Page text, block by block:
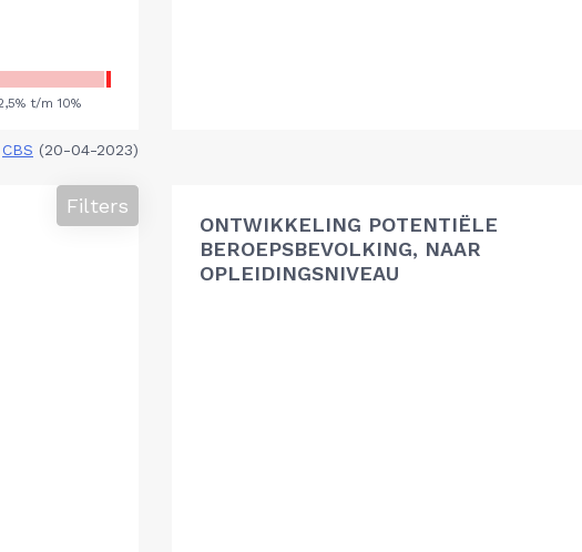
CBS (20-04-2023)
Filters
ONTWIKKELING POTENTIËLE
BEROEPSBEVOLKING, NAAR
OPLEIDINGSNIVEAU